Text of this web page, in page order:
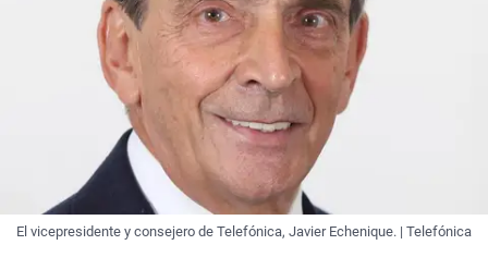
El vicepresidente y consejero de Telefónica, Javier Echenique. | Telefónica